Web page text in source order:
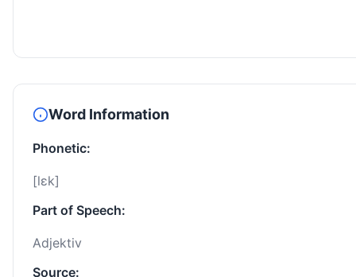
Word Information
Phonetic:
[lɛk]
Part of Speech:
Adjektiv
Source: